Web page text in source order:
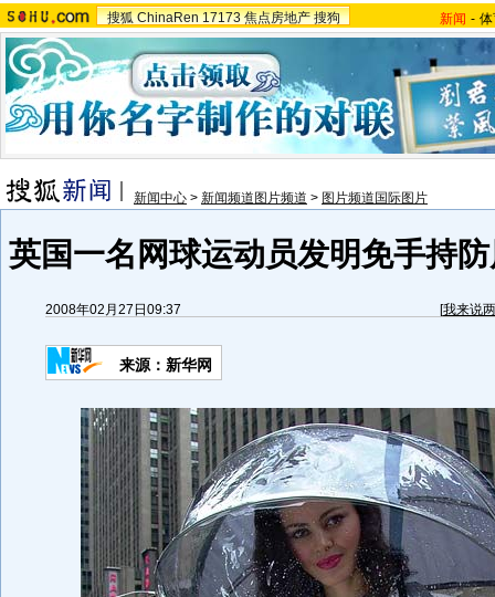
搜狐 ChinaRen 17173 焦点房地产 搜狗 新闻 -
新闻中心 > 新闻频道图片频道 > 图片频道国际图片
英国一名网球运动员发明免手持
2008年02月27日09:37 [我来说
来源：新华网